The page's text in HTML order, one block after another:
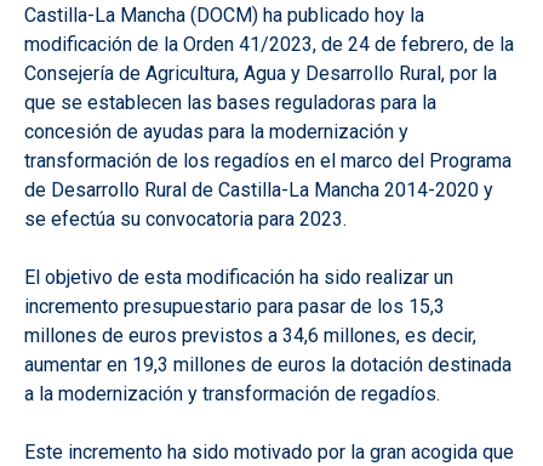
Castilla-La Mancha (DOCM) ha publicado hoy la
modificación de la Orden 41/2023, de 24 de febrero, de la
Consejería de Agricultura, Agua y Desarrollo Rural, por la
que se establecen las bases reguladoras para la
concesión de ayudas para la modernización y
transformación de los regadíos en el marco del Programa
de Desarrollo Rural de Castilla-La Mancha 2014-2020 y
se efectúa su convocatoria para 2023.
El objetivo de esta modificación ha sido realizar un
incremento presupuestario para pasar de los 15,3
millones de euros previstos a 34,6 millones, es decir,
aumentar en 19,3 millones de euros la dotación destinada
a la modernización y transformación de regadíos.
Este incremento ha sido motivado por la gran acogida que